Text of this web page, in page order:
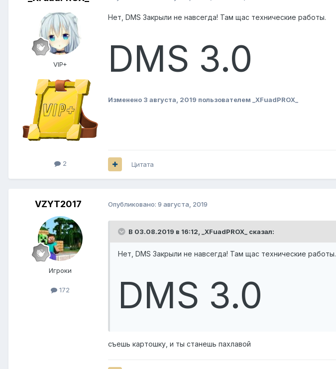
VIP+
2
Нет, DMS Закрыли не навсегда! Там щас технические работы.
DMS 3.0
Изменено 3 августа, 2019 пользователем _XFuadPROX_
Цитата
VZYT2017
Игроки
172
Опубликовано: 9 августа, 2019
В 03.08.2019 в 16:12, _XFuadPROX_ сказал:
Нет, DMS Закрыли не навсегда! Там щас технические работы.
DMS 3.0
съешь картошку, и ты станешь пахлавой